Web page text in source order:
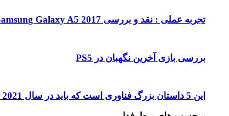
تجربه عملی : نقد و بررسی Samsung Galaxy A5 2017
بررسی بازی آخرین نگهبان در PS5
این 5 داستان بزرگ فناوری است که باید در سال 2021 تماشا کنید